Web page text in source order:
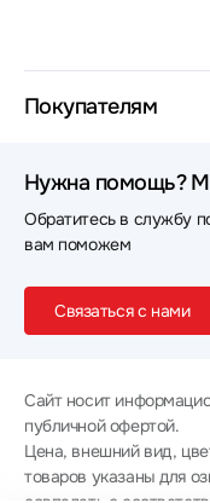
Покупателям
Нужна помощь?
Обратитесь в службу
вам поможем
Связаться с нами
Сайт носит
публичной офертой.
Цена, внешний вид,
товаров указаны для